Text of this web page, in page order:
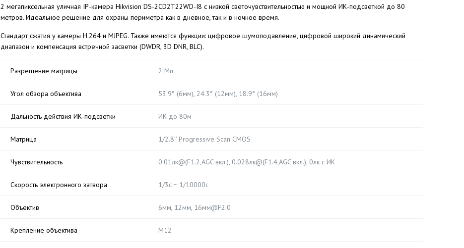
2 мегапиксельная уличная IP-камера Hikvisiоn DS-2CD2T22WD-I8 с низкой светочувствительностью и мощной ИК-подсветкой до 80
метров. Идеальное решение для охраны периметра как в дневное, так и в ночное время.
Стандарт сжатия у камеры H.264 и MJPEG. Также имеются функции: цифровое шумоподавление, цифровой широкий динамический
диапазон и компенсация встречной засветки (DWDR, 3D DNR, BLC).
Разрешение матрицы 2 Мп
Угол обзора объектива 53.9° (6мм), 24.3° (12мм), 18.9° (16мм)
Дальность действия ИК-подсветки ИК до 80м
Матрица 1/2.8’’ Progressive Scan CMOS
Чувствительность 0.01лк@(F1.2,AGC вкл.), 0.028лк@(F1.4,AGC вкл.), 0лк с ИК
Скорость электронного затвора 1/3с ~ 1/10000с
Объектив 6мм, 12мм, 16мм@F2.0
Крепление объектива M12